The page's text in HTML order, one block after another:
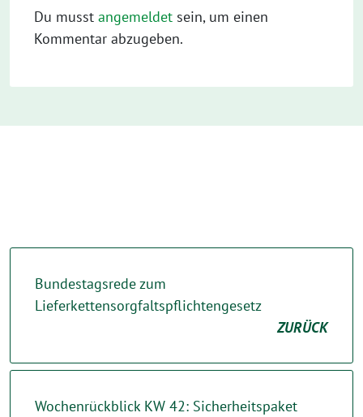
Du musst angemeldet sein, um einen
Kommentar abzugeben.
Bundestagsrede zum
Lieferkettensorgfaltspflichtengesetz
ZURÜCK
Wochenrückblick KW 42: Sicherheitspaket